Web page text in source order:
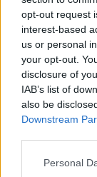
opt-out request
interest-based
us or personal
your opt-out.
disclosure of
IAB’s list of
also be
Downstream
Personal